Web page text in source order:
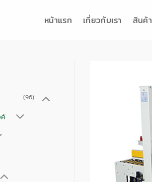
หน้าแรก เกี่ยวกับเรา สินค้า
(96)